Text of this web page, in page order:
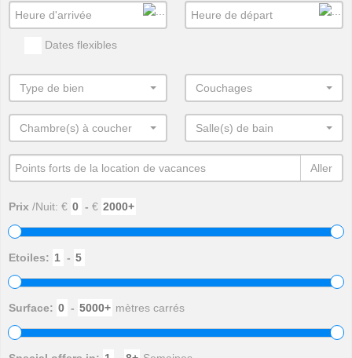
Dates flexibles
Type de bien Couchages
Chambre(s) à coucher Salle(s) de bain
Aller
Prix /Nuit: € - €
Etoiles: -
Surface: - mètres carrés